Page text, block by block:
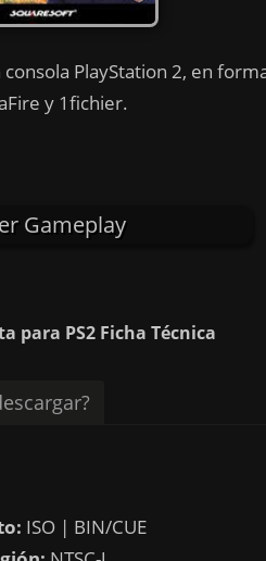
PlayStation 2, en
y 1fichier.
Gameplay
para PS2 Ficha Técnica
ISO | BIN/CUE